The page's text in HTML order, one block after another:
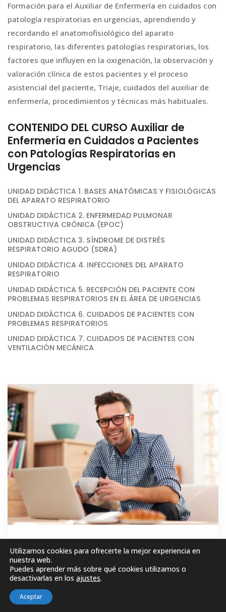
Formación para el Auxiliar de Enfermería en cuidados con
patología respiratorias en urgencias, aprendiendo y
recordando el anatomofisiológico del aparato
respiratorio, las diferentes patologías respiratorias, los
factores que influyen en la oxigenación, la observación y
valoración clínica de estos pacientes y el proceso
asistencial del paciente, Triaje, cuidados del auxiliar de
enfermería, procedimientos y técnicas más habituales.
CONTENIDO DEL CURSO Auxiliar de
Enfermería en Cuidados a Pacientes
con Patologías Respiratorias en
Urgencias
UNIDAD DIDÁCTICA 1. BASES ANATÓMICAS Y FISIOLÓGICAS
DEL APARATO RESPIRATORIO
UNIDAD DIDÁCTICA 2. ENFERMEDAD PULMONAR
OBSTRUCTIVA CRÓNICA (EPOC)
UNIDAD DIDÁCTICA 3. SÍNDROME DE DISTRÉS
RESPIRATORIO AGUDO (SDRA)
UNIDAD DIDÁCTICA 4. INFECCIONES DEL APARATO
RESPIRATORIO
UNIDAD DIDÁCTICA 5. RECEPCIÓN DEL PACIENTE CON
PROBLEMAS RESPIRATORIOS EN EL ÁREA DE URGENCIAS
UNIDAD DIDÁCTICA 6. CUIDADOS DE PACIENTES CON
PROBLEMAS RESPIRATORIOS
UNIDAD DIDÁCTICA 7. CUIDADOS DE PACIENTES CON
VENTILACIÓN MECÁNICA
GRATIS
MATRICÚLESE AHORA!
Utilizamos cookies para ofrecerte la mejor experiencia en
nuestra web.
Puedes aprender más sobre qué cookies utilizamos o
desactivarlas en los ajustes.
Aceptar